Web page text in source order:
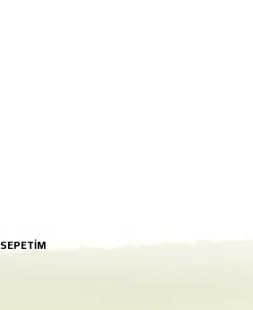
SEPETİM